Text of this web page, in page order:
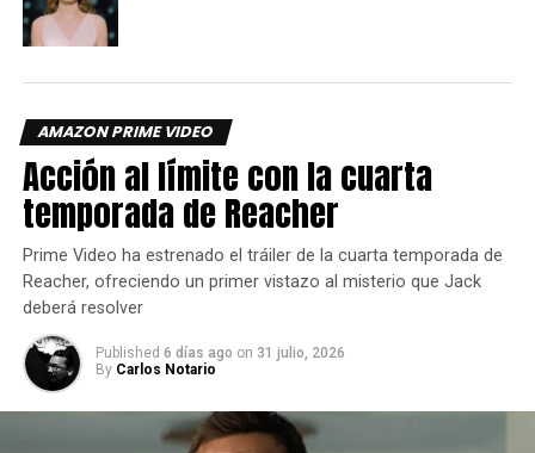
AMAZON PRIME VIDEO
Acción al límite con la cuarta
temporada de Reacher
Prime Video ha estrenado el tráiler de la cuarta temporada de
Reacher, ofreciendo un primer vistazo al misterio que Jack
deberá resolver
Published 6 días ago on 31 julio, 2026
By Carlos Notario